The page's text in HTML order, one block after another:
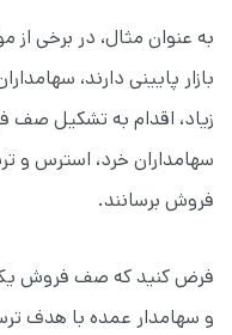
به عنوان مثال، در برخی
بازار پایینی دارند،
زیاد، اقدام به تشکیل
سهامداران خرد، استرس و
فروش برسانند.